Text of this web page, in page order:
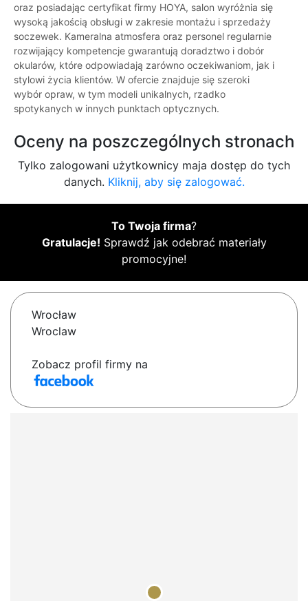
oraz posiadając certyfikat firmy HOYA, salon wyróżnia się
wysoką jakością obsługi w zakresie montażu i sprzedaży
soczewek. Kameralna atmosfera oraz personel regularnie
rozwijający kompetencje gwarantują doradztwo i dobór
okularów, które odpowiadają zarówno oczekiwaniom, jak i
stylowi życia klientów. W ofercie znajduje się szeroki
wybór opraw, w tym modeli unikalnych, rzadko
spotykanych w innych punktach optycznych.
Oceny na poszczególnych stronach
Tylko zalogowani użytkownicy maja dostęp do tych
danych. Kliknij, aby się zalogować.
To Twoja firma?
Gratulacje! Sprawdź jak odebrać materiały
promocyjne!
Wrocław
Wroclaw
Zobacz profil firmy na